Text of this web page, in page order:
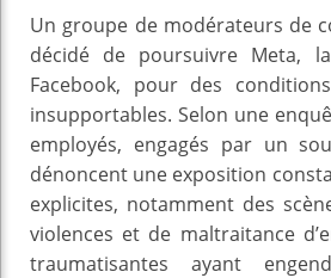
Un groupe de modérateurs de
décidé de poursuivre Meta,
Facebook, pour des
insupportables. Selon une
employés, engagés par un
dénoncent une exposition
explicites, notamment des
violences et de maltraitance
traumatisantes ayant